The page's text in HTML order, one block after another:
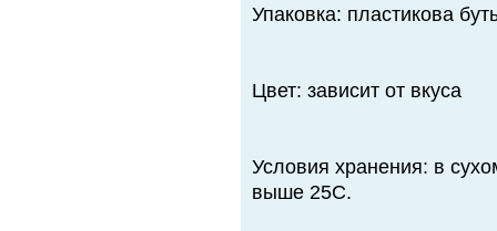
Упаковка: пластикова
Цвет: зависит от вкуса
Условия хранения: в
выше 25С.